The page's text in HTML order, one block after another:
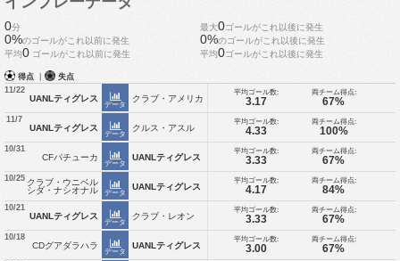
0分 最大0ゴールがこれ以後に発生
0%のゴールがこれ以前に発生 0%のゴールがこれ以後に発生
平均0 ゴールがこれ以前に発生 平均0ゴールがこれ以後に発生
得点
失点
11/22
UANLティグレス
データ
クラブ・アメリカ
平均ゴール数:
3.17
両チーム得点:
67%
11/7
UANLティグレス
データ
クルス・アスル
平均ゴール数:
4.33
両チーム得点:
100%
10/31
CFパチューカ
データ
UANLティグレス
平均ゴール数:
3.33
両チーム得点:
67%
10/25 クラブ・ウニベル
シダ・ナシオナル
データ
UANLティグレス
平均ゴール数:
4.17
両チーム得点:
84%
10/21
UANLティグレス
データ
クラブ・レオン
平均ゴール数:
3.33
両チーム得点:
67%
10/18
CDグアダラハラ
データ
UANLティグレス
平均ゴール数:
3.00
両チーム得点:
67%